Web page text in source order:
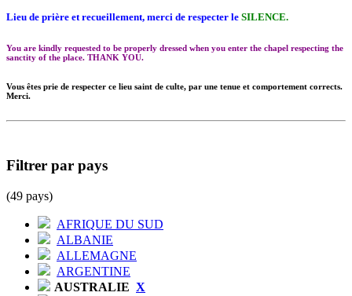
Lieu de prière et recueillement, merci de respecter le SILENCE.
You are kindly requested to be properly dressed when you enter the chapel respecting the
sanctity of the place. THANK YOU.
Vous êtes prie de respecter ce lieu saint de culte, par une tenue et comportement corrects.
Merci.
Filtrer par pays
(49 pays)
AFRIQUE DU SUD
ALBANIE
ALLEMAGNE
ARGENTINE
AUSTRALIE X